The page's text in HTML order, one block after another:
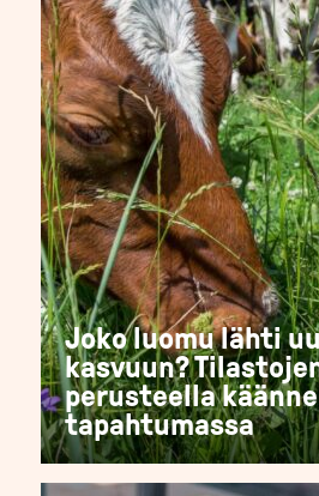
Joko luomu lähti
kasvuun?
perusteella
tapahtumassa